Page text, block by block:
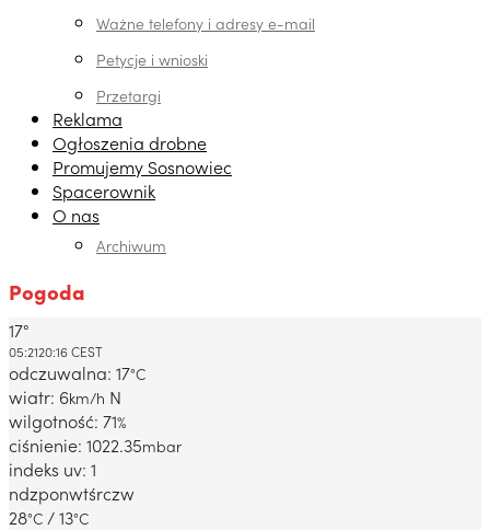
Ważne telefony i adresy e-mail
Petycje i wnioski
Przetargi
Reklama
Ogłoszenia drobne
Promujemy Sosnowiec
Spacerownik
O nas
Archiwum
Pogoda
Dabrowa Gornicza, PL
17°
05:2120:16 CEST
odczuwalna: 17°C
wiatr: 6km/h N
wilgotność: 71%
ciśnienie: 1022.35mbar
indeks uv: 1
ndzponwtśrczw
28°C / 13°C